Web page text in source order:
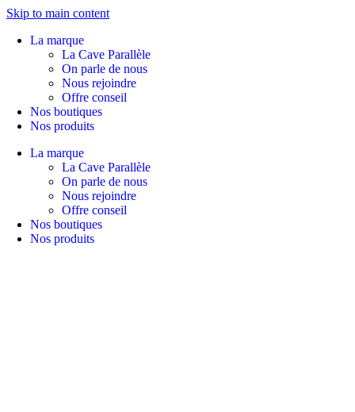
Skip to main content
La marque
La Cave Parallèle
On parle de nous
Nous rejoindre
Offre conseil
Nos boutiques
Nos produits
La marque
La Cave Parallèle
On parle de nous
Nous rejoindre
Offre conseil
Nos boutiques
Nos produits